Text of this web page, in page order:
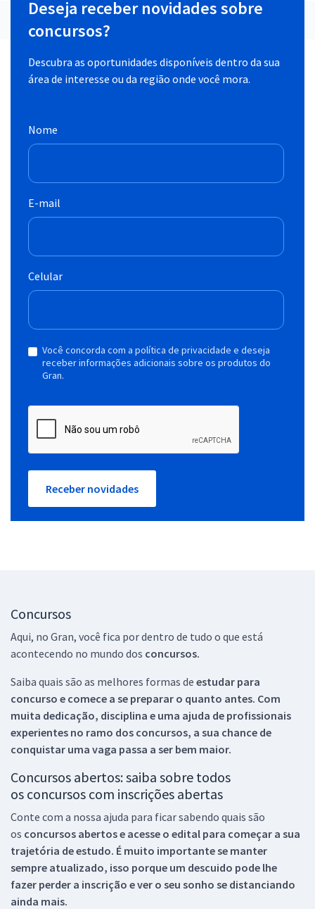
Deseja receber novidades sobre
concursos?
Descubra as oportunidades disponíveis dentro da sua
área de interesse ou da região onde você mora.
Nome
E-mail
Celular
Você concorda com a política de privacidade e deseja
receber informações adicionais sobre os produtos do
Gran.
Receber novidades
Concursos
Aqui, no Gran, você fica por dentro de tudo o que está
acontecendo no mundo dos concursos.
Saiba quais são as melhores formas de estudar para
concurso e comece a se preparar o quanto antes. Com
muita dedicação, disciplina e uma ajuda de profissionais
experientes no ramo dos concursos, a sua chance de
conquistar uma vaga passa a ser bem maior.
Concursos abertos: saiba sobre todos
os concursos com inscrições abertas
Conte com a nossa ajuda para ficar sabendo quais são
os concursos abertos e acesse o edital para começar a sua
trajetória de estudo. É muito importante se manter
sempre atualizado, isso porque um descuido pode lhe
fazer perder a inscrição e ver o seu sonho se distanciando
ainda mais.